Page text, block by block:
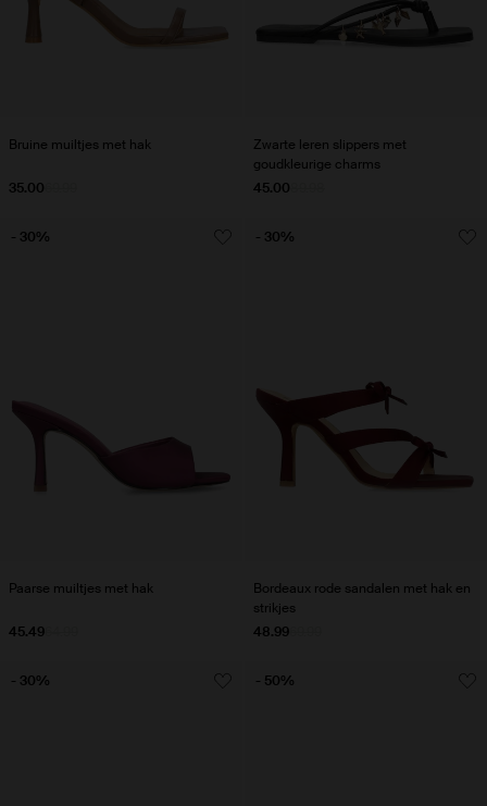
Bruine muiltjes met hak
35.00
Zwarte leren slippers met
goudkleurige charms
45.00
Paarse muiltjes met hak
45.49
- 30%
Bordeaux rode sandalen met hak en
strikjes
48.99
- 30%
- 30% - 50%